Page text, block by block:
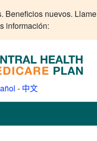
Beneficios nuevos. Llame
información:
- 中文